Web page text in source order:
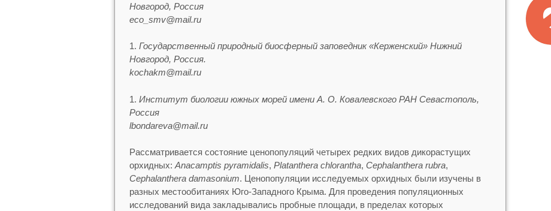
Новгород, Россия
eco_smv@mail.ru
Государственный природный биосферный заповедник «Керженский» Нижний
Новгород, Россия.
kochakm@mail.ru
Институт биологии южных морей имени А. О. Ковалевского РАН Севастополь,
Россия
lbondareva@mail.ru
Рассматривается состояние ценопопуляций четырех редких видов дикорастущих
орхидных: Anacamptis pyramidalis, Platanthera chlorantha, Сephalanthera rubra,
Cephalanthera damasonium. Ценопопуляции исследуемых орхидных были изучены в
разных местообитаниях Юго-Западного Крыма. Для проведения популяционных
исследований вида закладывались пробные площади, в пределах которых